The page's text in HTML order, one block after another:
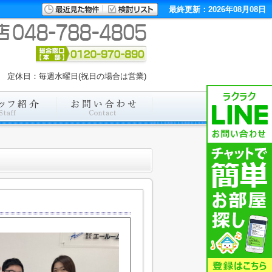
最終更新：2026年08月08日
休日：毎週水曜日(祝日の場合は営業)